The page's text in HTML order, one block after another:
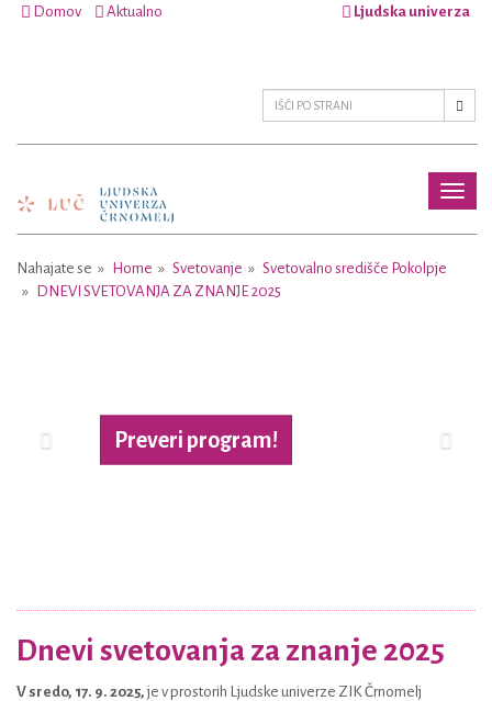
Domov Aktualno Ljudska univerza
Nahajate se Home Svetovanje
Svetovalno središče Pokolpje
DNEVI SVETOVANJA ZA ZNANJE 2025
Preveri program!
Dnevi svetovanja za znanje 2025
V sredo, 17. 9. 2025,je v prostorih Ljudske univerze ZIK Črnomelj